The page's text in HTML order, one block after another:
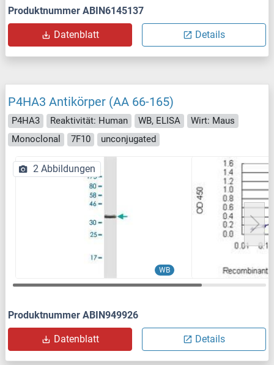
Produktnummer ABIN6145137
Datenblatt Details
P4HA3 Antikörper (AA 66-165)
P4HA3 Reaktivität: Human WB, ELISA
Wirt: Maus
Monoclonal
7F10 unconjugated
WB
2 Abbildungen
Produktnummer ABIN949926
Datenblatt Details